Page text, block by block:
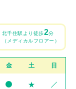
北千住駅より徒歩2分
（メディカルフロアー）
金 土 日